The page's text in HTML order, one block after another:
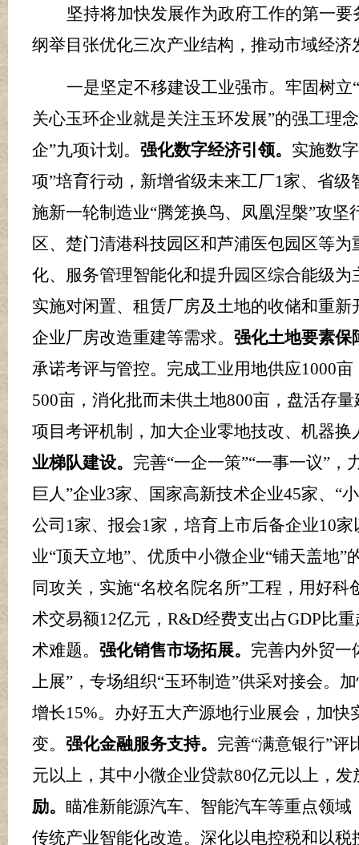
坚持将加快发展作为政府工作的第一
纲举目张优化三次产业结构，推动市域经济
一是坚定不移建设工业强市。 牢固树立“
关心玉环企业就是关注玉环发展”的强工理
企”九项计划。 强化数字经济引领。 实施数
项”培育行动，新增省级未来工厂1家、省级
施新一轮制造业“腾笼换鸟、凤凰涅槃”攻
区、 楚门清港科技园区和芦浦医包园区等
化、服务管理智能化和提升园区综合能级
实施对闲置、租赁厂房及土地的收储和重
企业厂房改造重建等需求。 强化土地要素保
承诺考评与管控。完成工业用地供应1000亩
500亩，消化批而未供土地800亩，盘活存量
项目考评机制，加大企业零地技改、机器换
业梯队建设。 完善“一企一策”“一事一议”，
巨人”企业3家、国家高新技术企业45家、 “
公司 1家、报会1家，培育上市后备企业10家
业“顶天立地”、优质中小微企业“铺天盖地”
同攻关，实施“名校名院名所”工程，用好
术交易额12亿元， R&D经费支出占GDP比
术难题。 强化销售市场拓展。 完善内外贸一
上展”，专场组织“玉环制造”供采对接会。
增长15%。办好五大产源地行业展会，加
变。 强化金融服务支持。 完善“满意银行”评
元以上，其中小微企业贷款80亿元以上，发
励。 瞄准新能源汽车、智能汽车等重点领
传统产业智能化改造。深化以电控税和以